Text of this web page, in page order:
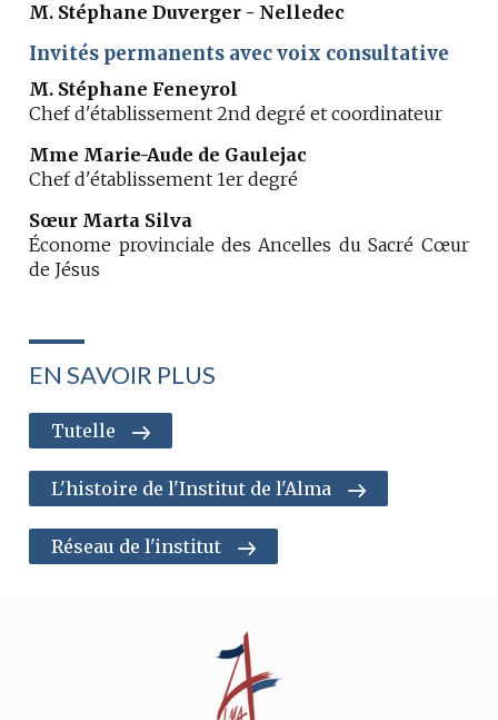
M. Stéphane Duverger - Nelledec
Invités permanents avec voix consultative
M. Stéphane Feneyrol
Chef d'établissement 2nd degré et coordinateur
Mme Marie-Aude de Gaulejac
Chef d'établissement 1er degré
Sœur Marta Silva
Économe provinciale des Ancelles du Sacré Cœur
de Jésus
EN SAVOIR PLUS
Tutelle
L'histoire de l'Institut de l'Alma
Réseau de l'institut